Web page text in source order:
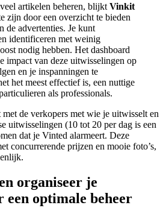
artikelen beheren, blijkt Vinkit
zijn door een overzicht te bieden
de advertenties. Je kunt
identificeren met weinig
nodig hebben. Het dashboard
impact van deze uitwisselingen op
en je inspanningen te
het meest effectief is, een nuttige
als professionals.
de verkopers met wie je uitwisselt en
uitwisselingen (10 tot 20 per dag is een
dat je Vinted alarmeert. Deze
concurrerende prijzen en mooie foto’s,
organiseer je
een optimale beheer